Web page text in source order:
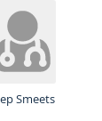
Smeets